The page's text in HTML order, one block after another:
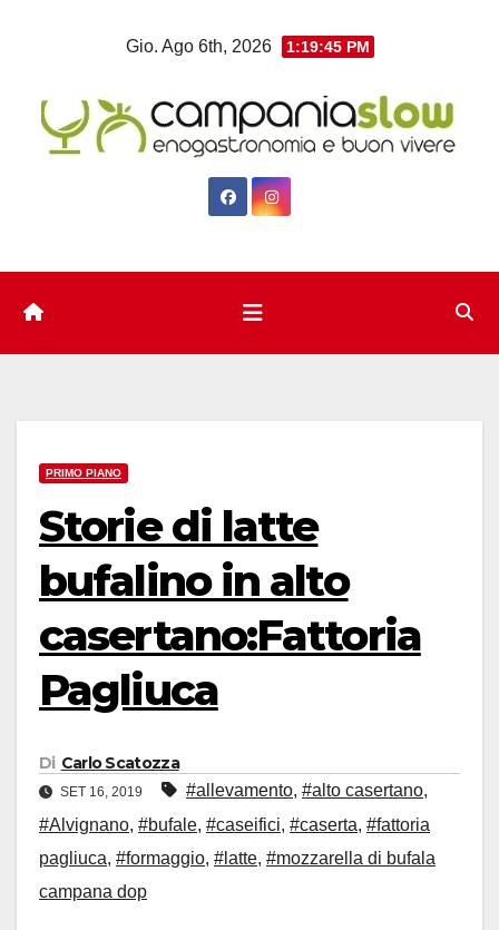
Gio. Ago 6th, 2026 1:19:46 PM
PRIMO PIANO
Storie di latte
bufalino in alto
casertano:Fattoria
Pagliuca
Di Carlo Scatozza
SET 16, 2019 #allevamento, #alto casertano,
#Alvignano, #bufale, #caseifici, #caserta, #fattoria
pagliuca, #formaggio, #latte, #mozzarella di bufala
campana dop